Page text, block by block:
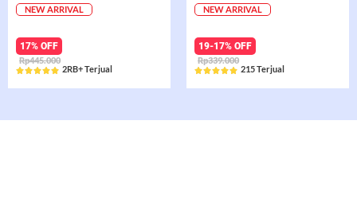
NEW ARRIVAL
17% OFF
Rp445.000
Rated
2RB+ Terjual
NEW ARRIVAL
19-17% OFF
Rp339.000
Rated
215 Terjual